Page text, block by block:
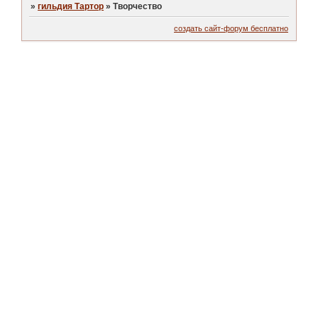
»гильдия Тартор »Творчество
создать сайт-форум бесплатно